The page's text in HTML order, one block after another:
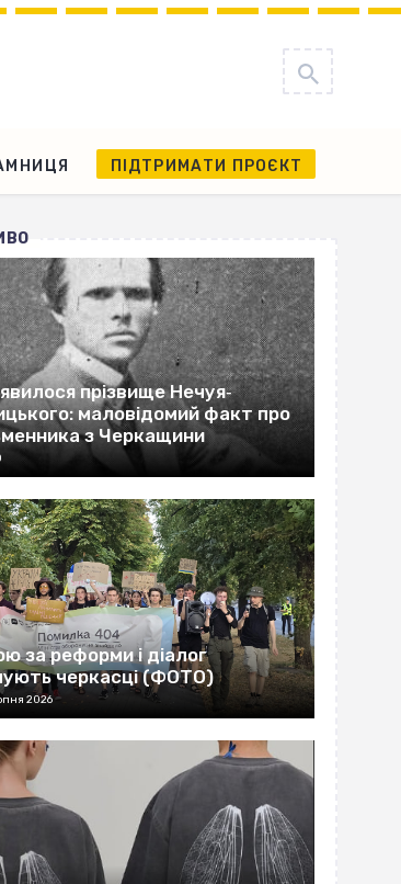
ПІДТРИМАТИ ПРОЄКТ
прізвище Нечуя‐
маловідомий факт про
з Черкащини
за реформи і діалог
черкасці (ФОТО)
2026